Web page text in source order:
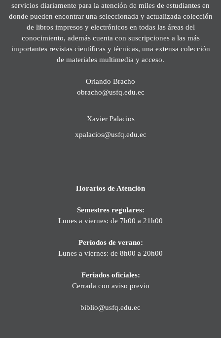
servicios diariamente para la atención de miles de estudiantes en
donde pueden encontrar una seleccionada y actualizada colección
de libros impresos y electrónicos en todas las áreas del
conocimiento, además cuenta con suscripciones a las más
importantes revistas científicas y técnicas, una extensa colección
de materiales multimedia y acceso.
Orlando Bracho
obracho@usfq.edu.ec
Xavier Palacios
xpalacios@usfq.edu.ec
Horarios de Atención
Semestres regulares:
Lunes a viernes: de 7h00 a 21h00
Períodos de verano:
Lunes a viernes: de 8h00 a 20h00
Feriados oficiales:
Cerrada con aviso previo
biblio@usfq.edu.ec